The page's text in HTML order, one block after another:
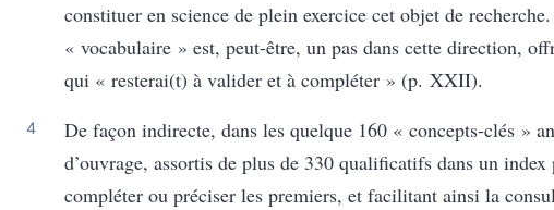
constituer en science de plein exercice cet objet de
« vocabulaire » est, peut-être, un pas dans cette direction,
qui « resterai(t) à valider et à compléter » (p. XXII).
De façon indirecte, dans les quelque 160 « concepts-clés »
d’ouvrage, assortis de plus de 330 qualificatifs dans un index
compléter ou préciser les premiers, et facilitant ainsi la